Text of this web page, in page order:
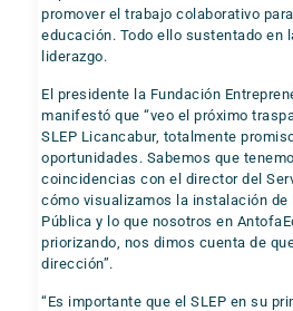
promover el trabajo colaborativo
educación. Todo ello sustentado en
liderazgo.
El presidente la Fundación
manifestó que “veo el próximo
SLEP Licancabur, totalmente
oportunidades. Sabemos que
coincidencias con el director del
cómo visualizamos la instalación de
Pública y lo que nosotros en
priorizando, nos dimos cuenta de
dirección”.
“Es importante que el SLEP en su